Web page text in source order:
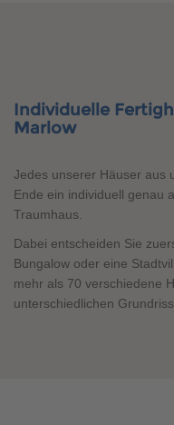
Individuelle
Marlow
Jedes unserer Häuser aus
Ende ein individuell genau
Traumhaus.
Dabei entscheiden Sie
Bungalow oder eine
mehr als 70 verschiedene
unterschiedlichen